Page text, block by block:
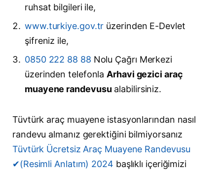
ruhsat bilgileri ile,
www.turkiye.gov.tr üzerinden E-Devlet
şifreniz ile,
0850 222 88 88 Nolu Çağrı Merkezi
üzerinden telefonla Arhavi gezici araç
muayene randevusu alabilirsiniz.
Tüvtürk araç muayene istasyonlarından nasıl
randevu almanız gerektiğini bilmiyorsanız
Tüvtürk Ücretsiz Araç Muayene Randevusu
✔(Resimli Anlatım) 2024 başlıklı içeriğimizi